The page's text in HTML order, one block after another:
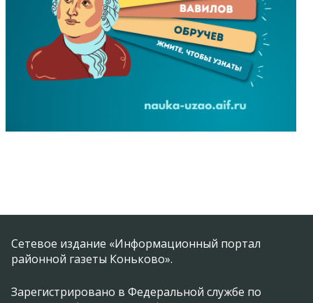
Сетевое издание «Информационный портал
районной газеты Коньково».
Зарегистрировано в Федеральной службе по